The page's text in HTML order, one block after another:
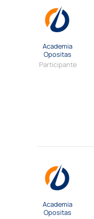
Academia
Opositas
Participante
Academia
Opositas